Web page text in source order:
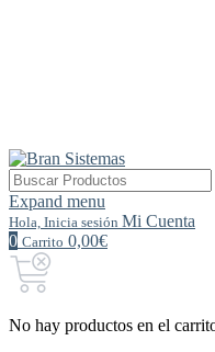
Buscar
por:
Expand menu
Hola, Inicia sesión Mi Cuenta
0 Carrito 0,00€
No hay productos en el